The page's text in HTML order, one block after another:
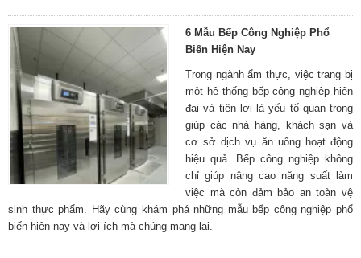
6 Mẫu Bếp Công Nghiệp Phổ
Biến Hiện Nay
Trong ngành ẩm thực, việc trang bị
một hệ thống bếp công nghiệp hiện
đại và tiện lợi là yếu tố quan trọng
giúp các nhà hàng, khách sạn và
cơ sở dịch vụ ăn uống hoạt động
hiệu quả. Bếp công nghiệp không
chỉ giúp nâng cao năng suất làm
việc mà còn đảm bảo an toàn vệ
sinh thực phẩm. Hãy cùng khám phá những mẫu bếp công nghiệp phổ
biến hiện nay và lợi ích mà chúng mang lại.